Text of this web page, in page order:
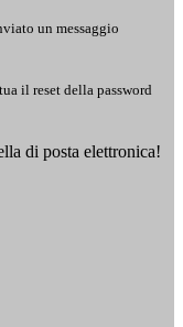
un messaggio
il reset della password
di posta elettronica!